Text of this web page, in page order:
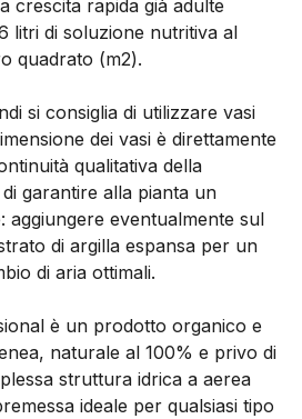
crescita rapida già adulte
litri di soluzione nutritiva al
quadrato (m2).
si consiglia di utilizzare vasi
dei vasi è direttamente
qualitativa della
garantire alla pianta un
aggiungere eventualmente sul
di argilla espansa per un
di aria ottimali.
è un prodotto organico e
naturale al 100% e privo di
struttura idrica a aerea
ideale per qualsiasi tipo